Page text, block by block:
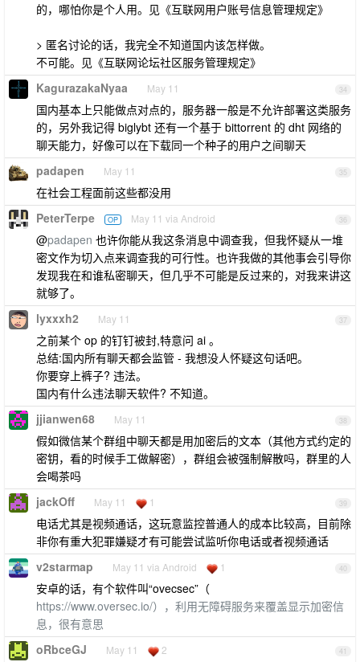
的，哪怕你是个人用。见《互联网用户账号信息管理规定》
> 匿名讨论的话，我完全不知道国内该怎样做。
不可能。见《互联网论坛社区服务管理规定》
34
KagurazakaNyaa May 11
国内基本上只能做点对点的，服务器一般是不允许部署这类服务
的，另外我记得 biglybt 还有一个基于 bittorrent 的 dht 网络的
聊天能力，好像可以在下载同一个种子的用户之间聊天
35
padapen May 11
在社会工程面前这些都没用
36
PeterTerpe OP May 11 via Android
@padapen 也许你能从我这条消息中调查我，但我怀疑从一堆
密文作为切入点来调查我的可行性。也许我做的其他事会引导你
发现我在和谁私密聊天，但几乎不可能是反过来的，对我来讲这
就够了。
37
lyxxxh2 May 11
之前某个 op 的钉钉被封,特意问 ai 。
总结:国内所有聊天都会监管 - 我想没人怀疑这句话吧。
你要穿上裤子? 违法。
国内有什么违法聊天软件? 不知道。
38
jjianwen68 May 11
假如微信某个群组中聊天都是用加密后的文本（其他方式约定的
密钥，看的时候手工做解密），群组会被强制解散吗，群里的人
会喝茶吗
39
jackOff May 11 1
电话尤其是视频通话，这玩意监控普通人的成本比较高，目前除
非你有重大犯罪嫌疑才有可能尝试监听你电话或者视频通话
40
v2starmap May 11 via Android 1
安卓的话，有个软件叫“ovecsec”（
https://www.oversec.io/），利用无障碍服务来覆盖显示加密信
息，很有意思
41
oRbceGJ May 11 2